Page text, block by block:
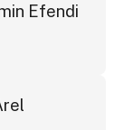
Efendi